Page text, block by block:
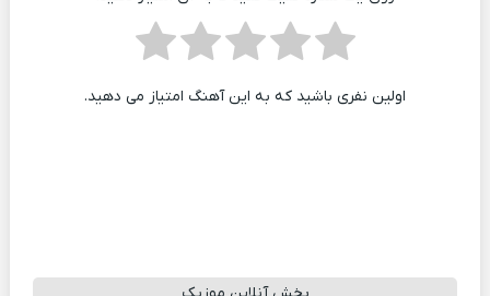
اولین نفری باشید که به این آهنگ امتیاز می دهید.